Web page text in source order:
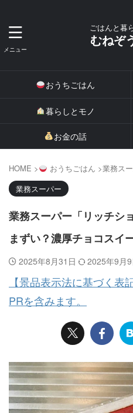
ごはんと暮
むねぞ
おうちごはん
暮らしとモノ
お金の話
HOME > おうちごはん >業務ス
業務スーパー
業務スーパー「リッチシ
まずい？濃厚チョコスイ
2025年8月31日
2025年9月9
【景品表示法に基づく表
PRを含みます。